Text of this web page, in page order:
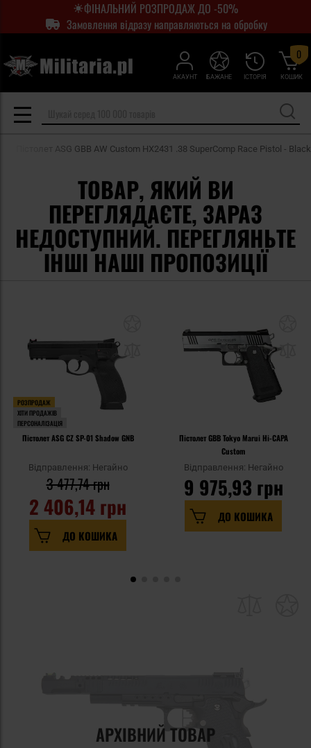
ФІНАЛЬНИЙ РОЗПРОДАЖ ДО -50%
Замовлення відразу направляються на обробку
АКАУНТ ІСТОРІЯ
БАЖАНЕ КОШИК
0
Пістолет ASG GBB AW Custom HX2431 .38 SuperComp Race Pistol - Black
ТОВАР, ЯКИЙ ВИ
ПЕРЕГЛЯДАЄТЕ, ЗАРАЗ
НЕДОСТУПНИЙ. ПЕРЕГЛЯНЬТЕ
ІНШІ НАШІ ПРОПОЗИЦІЇ
РОЗПРОДАЖ
ХІТИ ПРОДАЖІВ
ПЕРСОНАЛІЗАЦІЯ
Пістолет ASG CZ SP-01 Shadow GNB
Відправлення: Негайно
2 406,14 грн
3 477,74 грн
ДО КОШИКА
Пістолет GBB Tokyo Marui Hi-CAPA
Custom
Відправлення: Негайно
9 975,93 грн
ДО КОШИКА
АРХІВНИЙ ТОВАР